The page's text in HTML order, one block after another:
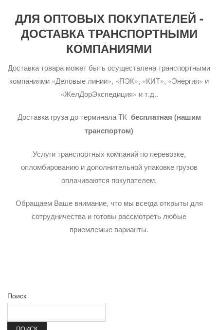
ДЛЯ ОПТОВЫХ ПОКУПАТЕЛЕЙ -
ДОСТАВКА ТРАНСПОРТНЫМИ
КОМПАНИЯМИ
Доставка товара может быть осуществлена транспортными
компаниями «Деловые линии», «ПЭК», «КИТ», «Энергия» и
«ЖелДорЭкспедиция» и т.д..
Доставка груза до терминала ТК бесплатная (нашим
транспортом)
Услуги транспортных компаний по перевозке,
опломбированию и дополнительной упаковке грузов
оплачиваются покупателем.
Обращаем Ваше внимание, что мы всегда открыты для
сотрудничества и готовы рассмотреть любые
приемлемые варианты.
Поиск